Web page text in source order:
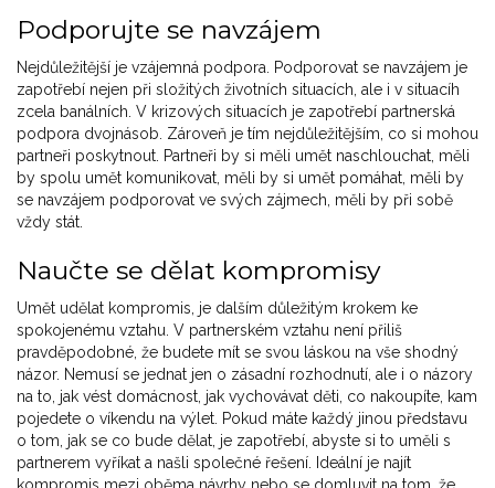
Podporujte se navzájem
Nejdůležitější je vzájemná podpora. Podporovat se navzájem je
zapotřebí nejen při složitých životních situacích, ale i v situacíh
zcela banálních. V krizových situacích je zapotřebí partnerská
podpora dvojnásob. Zároveň je tím nejdůležitějším, co si mohou
partneři poskytnout. Partneři by si měli umět naschlouchat, měli
by spolu umět komunikovat, měli by si umět pomáhat, měli by
se navzájem podporovat ve svých zájmech, měli by při sobě
vždy stát.
Naučte se dělat kompromisy
Umět udělat kompromis, je dalším důležitým krokem ke
spokojenému vztahu. V partnerském vztahu není přiliš
pravděpodobné, že budete mít se svou láskou na vše shodný
názor. Nemusí se jednat jen o zásadní rozhodnutí, ale i o názory
na to, jak vést domácnost, jak vychovávat děti, co nakoupíte, kam
pojedete o víkendu na výlet. Pokud máte každý jinou představu
o tom, jak se co bude dělat, je zapotřebí, abyste si to uměli s
partnerem vyříkat a našli společné řešení. Ideální je najít